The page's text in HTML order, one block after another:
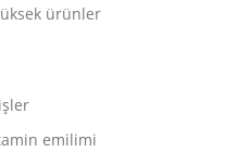
ürünler
emilimi